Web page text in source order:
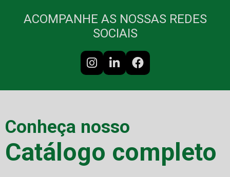
ACOMPANHE AS NOSSAS REDES
SOCIAIS
Conheça nosso
Catálogo completo